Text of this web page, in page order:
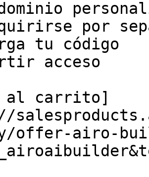
por
tu código
acceso
al carrito]
offer-airo-